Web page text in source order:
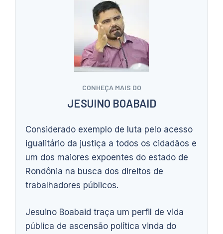
CONHEÇA MAIS DO
JESUINO BOABAID
Considerado exemplo de luta pelo acesso
igualitário da justiça a todos os cidadãos e
um dos maiores expoentes do estado de
Rondônia na busca dos direitos de
trabalhadores públicos.
Jesuino Boabaid traça um perfil de vida
pública de ascensão política vinda do